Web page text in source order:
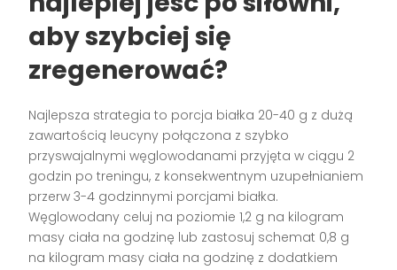
aby szybciej się
zregenerować?
Najlepsza strategia to porcja białka 20-40 g z dużą
zawartością leucyny połączona z szybko
przyswajalnymi węglowodanami przyjęta w ciągu 2
godzin po treningu, z konsekwentnym uzupełnianiem
przerw 3-4 godzinnymi porcjami białka.
Węglowodany celuj na poziomie 1,2 g na kilogram
masy ciała na godzinę lub zastosuj schemat 0,8 g
na kilogram masy ciała na godzinę z dodatkiem